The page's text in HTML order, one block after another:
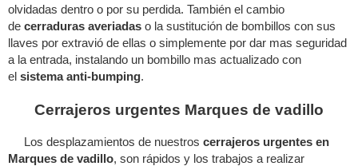
olvidadas dentro o por su perdida. También el cambio
de cerraduras averiadas o la sustitución de bombillos con sus
llaves por extravió de ellas o simplemente por dar mas seguridad
a la entrada, instalando un bombillo mas actualizado con
el sistema anti-bumping.
Cerrajeros urgentes Marques de vadillo
Los desplazamientos de nuestros cerrajeros urgentes en
Marques de vadillo, son rápidos y los trabajos a realizar